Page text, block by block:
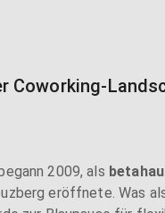
Coworking-
2009, als
eröffnete. Was